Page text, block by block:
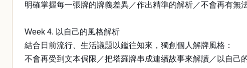
明確掌握每一張牌的牌義差異／作出精準的解析／不會再有無
Week 4. 以自己的風格解析
結合日前流行、生活議題以鑑往知來，獨創個人解牌風格：
不會再受到文本侷限／把塔羅牌串成連續故事來解讀／以自己